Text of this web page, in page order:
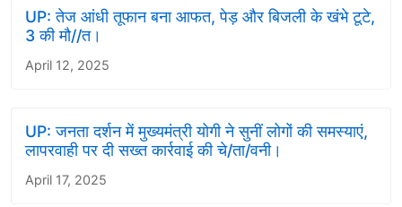
UP: तेज आंधी तूफान बना आफत, पेड़ और बिजली के खंभे टूटे,
3 की मौ//त।
April 12, 2025
UP: जनता दर्शन में मुख्यमंत्री योगी ने सुनीं लोगों की समस्याएं,
लापरवाही पर दी सख्त कार्रवाई की चे/ता/वनी।
April 17, 2025